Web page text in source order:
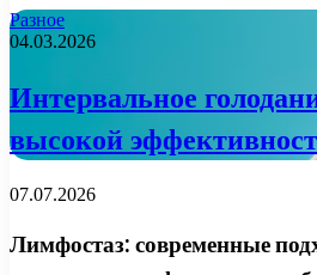
Разное
04.03.2026
Интервальное
высокой
07.07.2026
Лимфостаз: современные